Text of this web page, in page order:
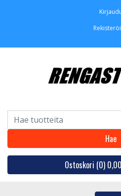
Hae
Ostoskori (0)